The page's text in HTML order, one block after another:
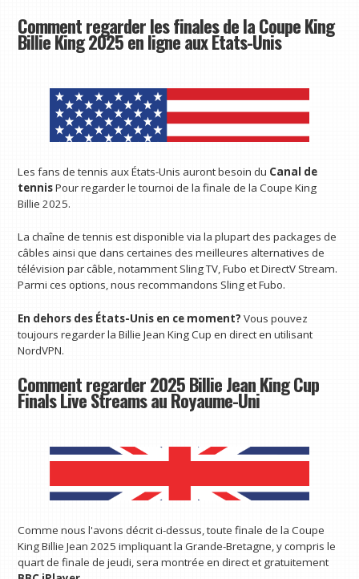
Comment regarder les finales de la Coupe King
Billie King 2025 en ligne aux États-Unis
Les fans de tennis aux États-Unis auront besoin du Canal de
tennisPour regarder le tournoi de la finale de la Coupe King
Billie 2025.
La chaîne de tennis est disponible via la plupart des packages de
câbles ainsi que dans certaines des meilleures alternatives de
télévision par câble, notamment Sling TV, Fubo et DirectV Stream.
Parmi ces options, nous recommandons Sling et Fubo.
En dehors des États-Unis en ce moment?Vous pouvez
toujours regarder la Billie Jean King Cup en direct en utilisant
NordVPN.
Comment regarder 2025 Billie Jean King Cup
Finals Live Streams au Royaume-Uni
Comme nous l'avons décrit ci-dessus, toute finale de la Coupe
King Billie Jean 2025 impliquant la Grande-Bretagne, y compris le
quart de finale de jeudi, sera montrée en direct et gratuitement